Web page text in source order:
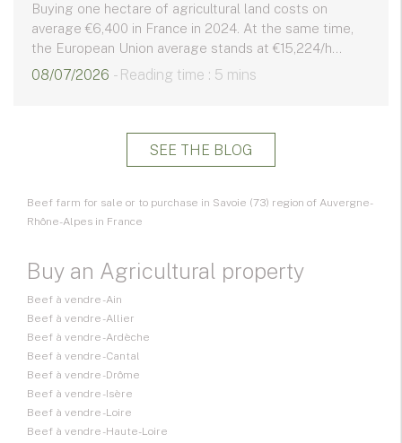
Buying one hectare of agricultural land costs on
average €6,400 in France in 2024. At the same time,
the European Union average stands at €15,224/h...
08/07/2026 - Reading time : 5 mins
SEE THE BLOG
Beef farm for sale or to purchase in Savoie (73) region of Auvergne-
Rhône-Alpes in France
Buy an Agricultural property
Beef à vendre - Ain
Beef à vendre - Allier
Beef à vendre - Ardèche
Beef à vendre - Cantal
Beef à vendre - Drôme
Beef à vendre - Isère
Beef à vendre - Loire
Beef à vendre - Haute-Loire